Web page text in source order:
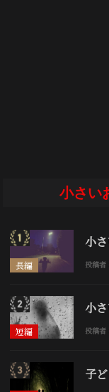
小さい
長編
小
投稿者
短編
小
投稿者
子